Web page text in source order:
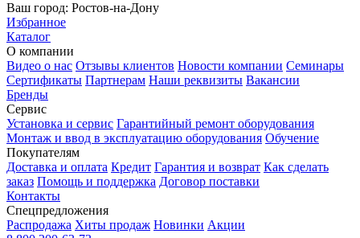
Ваш город: Ростов-на-Дону
Избранное
Каталог
О компании
Видео о нас Отзывы клиентов Новости компании Семинары
Сертификаты Партнерам Наши реквизиты Вакансии
Бренды
Сервис
Установка и сервис Гарантийный ремонт оборудования
Монтаж и ввод в эксплуатацию оборудования Обучение
Покупателям
Доставка и оплата Кредит Гарантия и возврат Как сделать
заказ Помощь и поддержка Договор поставки
Контакты
Спецпредложения
Распродажа Хиты продаж Новинки Акции